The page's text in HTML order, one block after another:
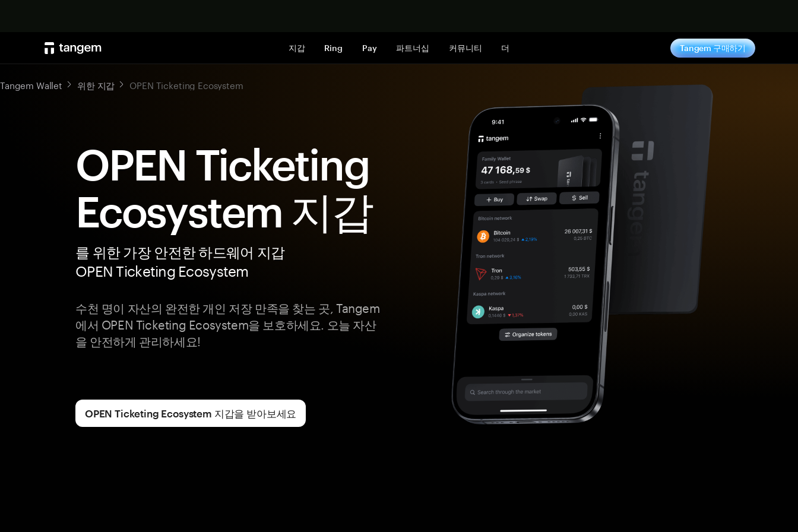
지갑 Ring Pay 파트너십 커뮤니티 더 Tangem 구매하기
Tangem Wallet 위한 지갑 OPEN Ticketing Ecosystem
OPEN Ticketing
Ecosystem 지갑
를 위한 가장 안전한 하드웨어 지갑
OPEN Ticketing Ecosystem
수천 명이 자산의 완전한 개인 저장 만족을 찾는 곳, Tangem
에서 OPEN Ticketing Ecosystem을 보호하세요. 오늘 자산
을 안전하게 관리하세요!
OPEN Ticketing Ecosystem 지갑을 받아보세요